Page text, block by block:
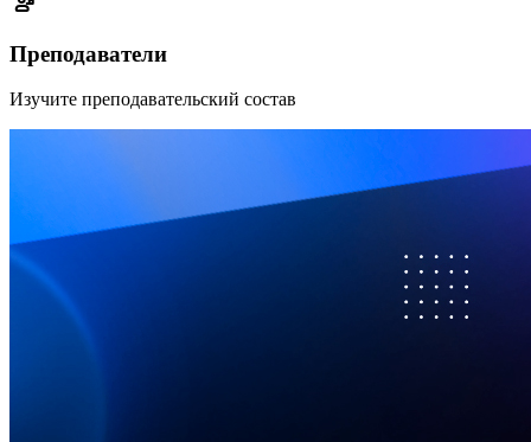
Преподаватели
Изучите преподавательский состав